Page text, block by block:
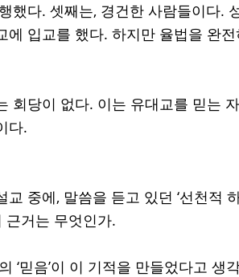
했다. 셋째는, 경건한 사람들이다.
에 입교를 했다. 하지만 율법을 완
회당이 없다. 이는 유대교를 믿는
다.
중에, 말씀을 듣고 있던 ‘선천적
근거는 무엇인가.
‘믿음’이 이 기적을 만들었다고 생